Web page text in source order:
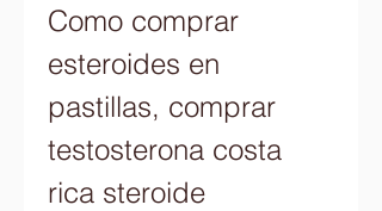
Como comprar
esteroides en
pastillas, comprar
testosterona costa
rica steroide